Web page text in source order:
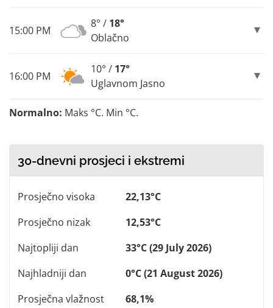
15:00 PM
8° / 18°
Oblačno
16:00 PM
10° / 17°
Uglavnom Jasno
Normalno: Maks °C. Min °C.
30-dnevni prosjeci i ekstremi
Prosječno visoka
22,13°C
Prosječno nizak
12,53°C
Najtopliji dan
33°C (29 July 2026)
Najhladniji dan
0°C (21 August 2026)
Prosječna vlažnost
68,1%